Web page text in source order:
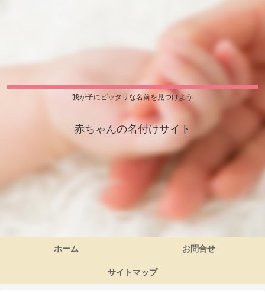
我が子にピッタリな名前を見つけよう
赤ちゃんの名付けサイト
ホーム お問合せ
サイトマップ